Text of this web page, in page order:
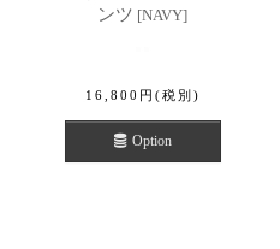
ンツ [NAVY]
16,800 円 (税別)
Option